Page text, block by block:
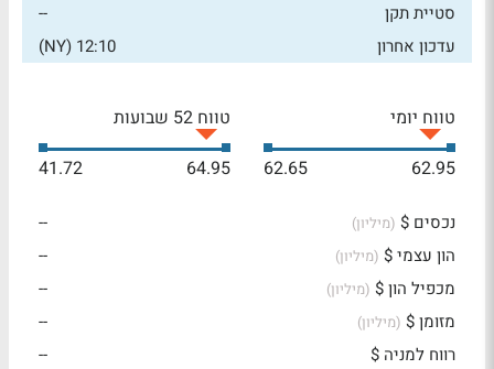
סטיית תקן
--
עדכון אחרון
12:10 (NY)
טווח יומי
62.95
62.65
טווח 52 שבועות
64.95
41.72
נכסים $ (מיליון)
--
הון עצמי $ (מיליון)
--
מכפיל הון $ (מיליון)
--
מזומן $ (מיליון)
--
רווח למניה $
--